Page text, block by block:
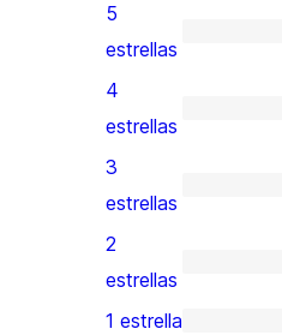
0
valoraciones
de
5
estrellas
5
estrellas
0
valoraciones
de
4
estrellas
4
estrellas
1
valoración
de
3
3
estrellas
0
valoraciones
2
estrellas
1 estrella